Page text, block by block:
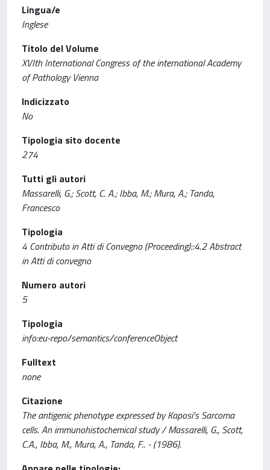
Lingua/e
Inglese
Titolo del Volume
XVIth International Congress of the international Academy
of Pathology Vienna
Indicizzato
No
Tipologia sito docente
274
Tutti gli autori
Massarelli, G.; Scott, C. A.; Ibba, M.; Mura, A.; Tanda,
Francesco
Tipologia
4 Contributo in Atti di Convegno (Proceeding)::4.2 Abstract
in Atti di convegno
Numero autori
5
Tipologia
info:eu-repo/semantics/conferenceObject
Fulltext
none
Citazione
The antigenic phenotype expressed by Kaposi's Sarcoma
cells. An immunohistochemical study / Massarelli, G., Scott,
C.A., Ibba, M., Mura, A., Tanda, F.. - (1986).